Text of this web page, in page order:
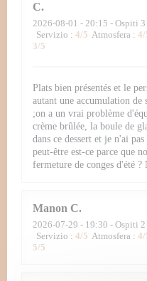
C
2026-08-01 - 20:15 - Ospiti 3
Servizio : 4/5 Atmosfera : 4/
3/5
Plats bien présentés et le
autant une accumulation de
;on a un vrai problème
crème brûlée, la boule de
dans ce dessert et je n'ai
peut-être est-ce parce que
fermeture de conges d'été ?
Manon C
2026-07-29 - 19:30 - Ospiti 2
Servizio : 4/5 Atmosfera : 4/
5/5